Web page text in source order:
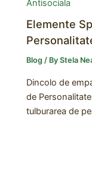
Elemente
Blog / ByStela
Dincolo de
de
tulburarea de